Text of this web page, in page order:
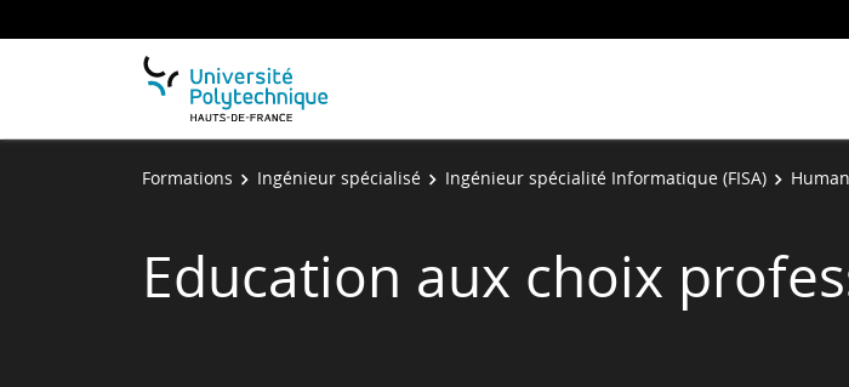
Formations Ingénieur spécialisé Ingénieur spécialité Informatique (FISA)
Education aux choix